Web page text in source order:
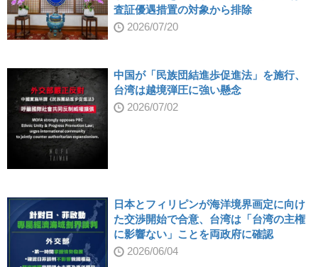
査証優遇措置の対象から排除
2026/07/20
中国が「民族団結進歩促進法」を施行、
台湾は越境弾圧に強い懸念
2026/07/02
日本とフィリピンが海洋境界画定に向け
た交渉開始で合意、台湾は「台湾の主権
に影響ない」ことを両政府に確認
2026/06/04